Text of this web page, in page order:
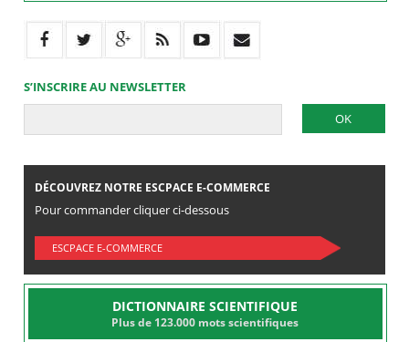
S’INSCRIRE AU NEWSLETTER
DÉCOUVREZ NOTRE ESCPACE E-COMMERCE
Pour commander cliquer ci-dessous
ESCPACE E-COMMERCE
DICTIONNAIRE SCIENTIFIQUE
Plus de 123.000 mots scientifiques